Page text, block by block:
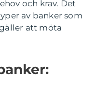
och krav. Det
av banker som
att möta